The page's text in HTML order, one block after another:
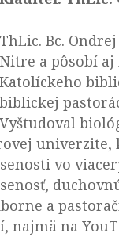
ThLic. Bc.
Nitre a pôsobí
Katolíckeho
biblickej
Vyštudoval
vo
a
najmä na